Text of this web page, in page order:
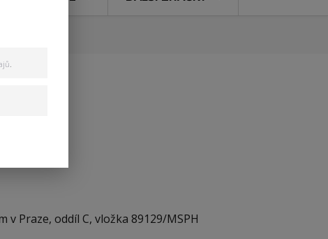
Praze, oddíl C, vložka 89129/MSPH
.